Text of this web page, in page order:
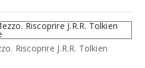
Riscoprire J.R.R. Tolkien